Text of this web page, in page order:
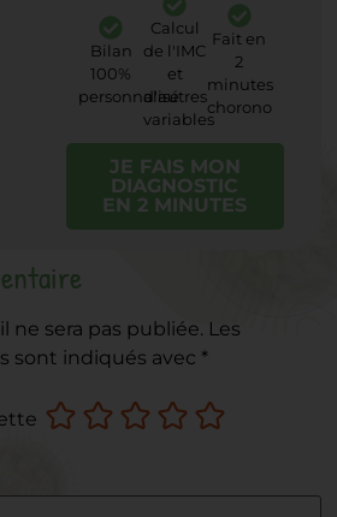
Bilan
100%
personnalisé
Calcul
de l'IMC
et
d'autres
variables
Fait en
2
minutes
chorono
JE FAIS MON
DIAGNOSTIC
EN 2 MINUTES
ne sera pas publiée. Les
sont indiqués avec *